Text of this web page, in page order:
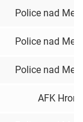
Police nad
Police nad
Police nad
AFK